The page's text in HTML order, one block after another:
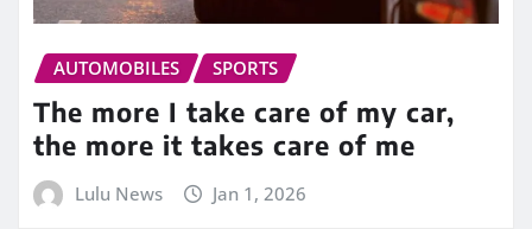
AUTOMOBILES SPORTS
The more I take care of my car,
the more it takes care of me
Lulu News Jan 1, 2026